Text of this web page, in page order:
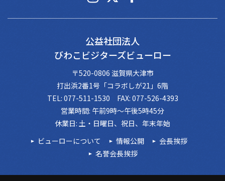
公益社団法人
びわこビジターズビューロー
〒520-0806 滋賀県大津市
打出浜2番1号「コラボしが21」6階
TEL: 077-511-1530 FAX: 077-526-4393
営業時間: 午前9時～午後5時45分
休業日: 土・日曜日、祝日、年末年始
ビューローについて
情報公開
会長挨拶
名誉会長挨拶